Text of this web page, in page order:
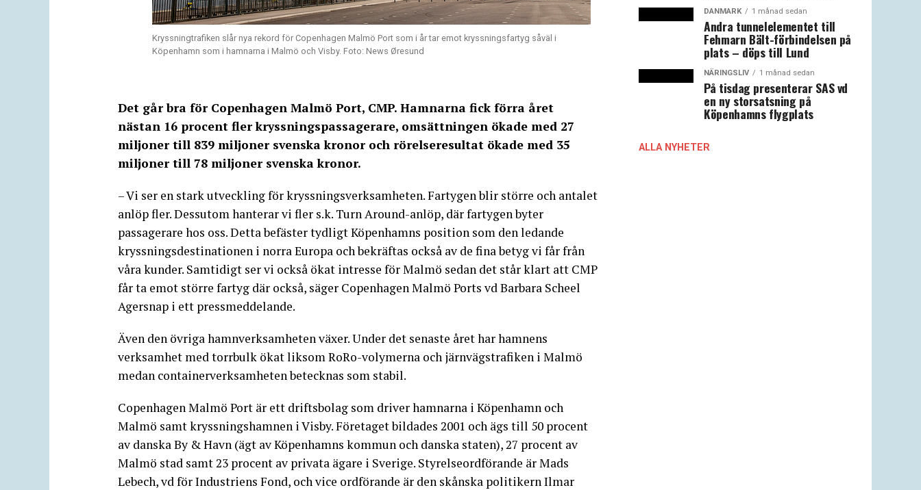
Kryssningtrafiken slår nya rekord för Copenhagen Malmö Port som i år tar emot kryssningsfartyg såväl i
Köpenhamn som i hamnarna i Malmö och Visby. Foto: News Øresund
Det går bra för Copenhagen Malmö Port, CMP. Hamnarna fick förra året
nästan 16 procent fler kryssningspassagerare, omsättningen ökade med 27
miljoner till 839 miljoner svenska kronor och rörelseresultat ökade med 35
miljoner till 78 miljoner svenska kronor.
– Vi ser en stark utveckling för kryssningsverksamheten. Fartygen blir större och antalet
anlöp fler. Dessutom hanterar vi fler s.k. Turn Around-anlöp, där fartygen byter
passagerare hos oss. Detta befäster tydligt Köpenhamns position som den ledande
kryssningsdestinationen i norra Europa och bekräftas också av de fina betyg vi får från
våra kunder. Samtidigt ser vi också ökat intresse för Malmö sedan det står klart att CMP
får ta emot större fartyg där också, säger Copenhagen Malmö Ports vd Barbara Scheel
Agersnap i ett pressmeddelande.
Även den övriga hamnverksamheten växer. Under det senaste året har hamnens
verksamhet med torrbulk ökat liksom RoRo-volymerna och järnvägstrafiken i Malmö
medan containerverksamheten betecknas som stabil.
Copenhagen Malmö Port är ett driftsbolag som driver hamnarna i Köpenhamn och
Malmö samt kryssningshamnen i Visby. Företaget bildades 2001 och ägs till 50 procent
av danska By & Havn (ägt av Köpenhamns kommun och danska staten), 27 procent av
Malmö stad samt 23 procent av privata ägare i Sverige. Styrelseordförande är Mads
Lebech, vd för Industriens Fond, och vice ordförande är den skånska politikern Ilmar
DANMARK 1 månad sedan
Andra tunnelelementet till
Fehmarn Bält-förbindelsen på
plats – döps till Lund
NÄRINGSLIV 1 månad sedan
På tisdag presenterar SAS vd
en ny storsatsning på
Köpenhamns flygplats
ALLA NYHETER